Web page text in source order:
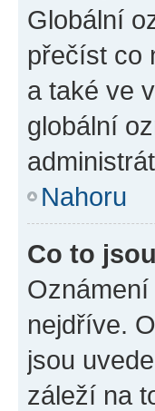
Globální
přečíst co
a také ve
globální
Nahoru
Co to
nejdříve.
jsou
záleží na